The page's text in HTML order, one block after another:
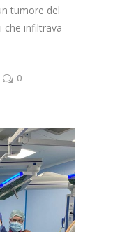
tumore del
che infiltrava
0